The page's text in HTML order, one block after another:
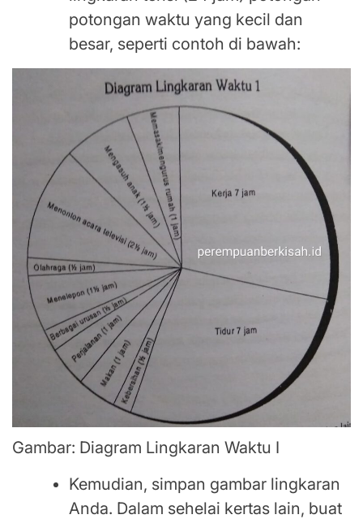
potongan waktu yang kecil dan
besar, seperti contoh di bawah:
Gambar: Diagram Lingkaran Waktu I
Kemudian, simpan gambar lingkaran
Anda. Dalam sehelai kertas lain, buat